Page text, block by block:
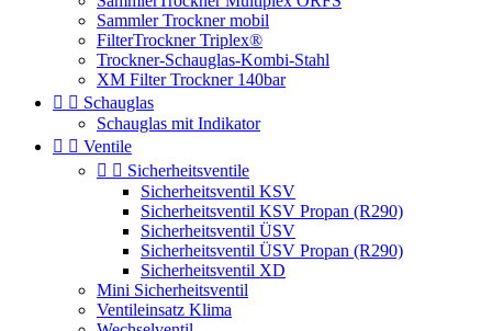
Sammler Trockner mobil
FilterTrockner Triplex®
Trockner-Schauglas-Kombi-Stahl
XM Filter Trockner 140bar
  Schauglas
Schauglas mit Indikator
  Ventile
  Sicherheitsventile
Sicherheitsventil KSV
Sicherheitsventil KSV Propan (R290)
Sicherheitsventil ÜSV
Sicherheitsventil ÜSV Propan (R290)
Sicherheitsventil XD
Mini Sicherheitsventil
Ventileinsatz Klima